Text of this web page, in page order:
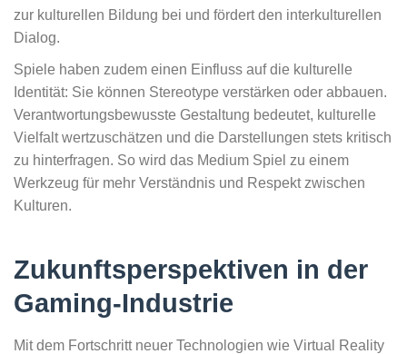
zur kulturellen Bildung bei und fördert den interkulturellen
Dialog.
Spiele haben zudem einen Einfluss auf die kulturelle
Identität: Sie können Stereotype verstärken oder abbauen.
Verantwortungsbewusste Gestaltung bedeutet, kulturelle
Vielfalt wertzuschätzen und die Darstellungen stets kritisch
zu hinterfragen. So wird das Medium Spiel zu einem
Werkzeug für mehr Verständnis und Respekt zwischen
Kulturen.
Zukunftsperspektiven in der
Gaming-Industrie
Mit dem Fortschritt neuer Technologien wie Virtual Reality